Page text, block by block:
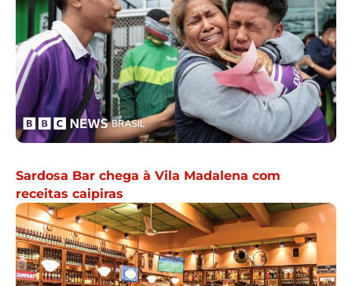
Sardosa Bar chega à Vila Madalena com
receitas caipiras